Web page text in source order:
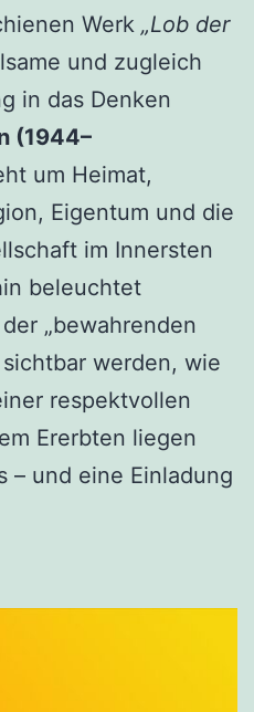
Werk „Lob der
und zugleich
in das Denken
(1944–
um Heimat,
Eigentum und die
im Innersten
beleuchtet
„bewahrenden
werden, wie
respektvollen
Ererbten liegen
– und eine Einladung